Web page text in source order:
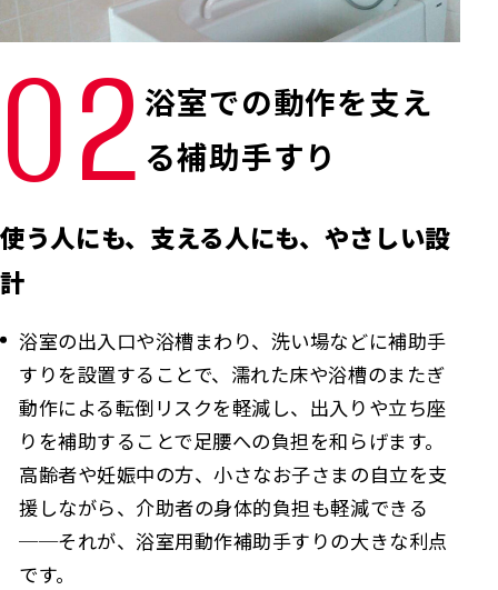
02 浴室での動作を支え
る補助手すり
使う人にも、支える人にも、やさしい設
計
浴室の出入口や浴槽まわり、洗い場などに補助手
すりを設置することで、濡れた床や浴槽のまたぎ
動作による転倒リスクを軽減し、出入りや立ち座
りを補助することで足腰への負担を和らげます。
高齢者や妊娠中の方、小さなお子さまの自立を支
援しながら、介助者の身体的負担も軽減できる
──それが、浴室用動作補助手すりの大きな利点
です。